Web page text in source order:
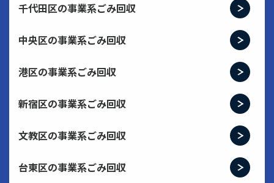
千代田区の事業系ごみ回収
中央区の事業系ごみ回収
港区の事業系ごみ回収
新宿区の事業系ごみ回収
文教区の事業系ごみ回収
台東区の事業系ごみ回収